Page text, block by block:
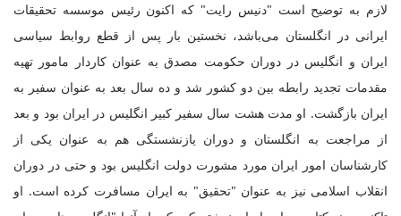
لازم به توضیح است "دنیس رایت" که اکنون رئیس موسسه تحقیقات
ایرانی در انگلستان می‌باشد، نخستین بار پس از قطع روابط سیاسی
ایران و انگلیس در دوران حکومت مصدق به عنوان کاردار مامور تهیه
مقدمات تجدید رابطه بین دو کشور شد و ده سال بعد به عنوان سفیر به
ایران بازگشت. او مدت هشت سال سفیر کبیر انگلیس در ایران بود و بعد
از مراجعت به انگلستان و دوران یازنشستگی هم به عنوان یکی از
کارشناسان امور ایران مورد مشورت دولت انگلیس بود و حتی در دوران
انقلاب اسلامی نیز به عنوان "تحقیق" به ایران مسافرت کرده است. او